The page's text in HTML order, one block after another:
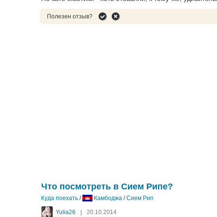
Полезен отзыв?
Что посмотреть в Сием Рипе?
Куда поехать / Камбоджа /Сием Рип
Yulia26 20.10.2014